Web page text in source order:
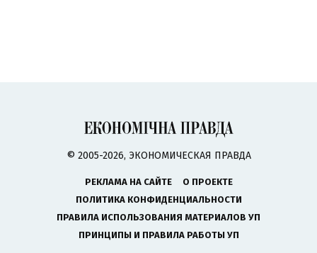
© 2005-2026, ЭКОНОМИЧЕСКАЯ ПРАВДА
РЕКЛАМА НА САЙТЕ
О ПРОЕКТЕ
ПОЛИТИКА КОНФИДЕНЦИАЛЬНОСТИ
ПРАВИЛА ИСПОЛЬЗОВАНИЯ МАТЕРИАЛОВ УП
ПРИНЦИПЫ И ПРАВИЛА РАБОТЫ УП